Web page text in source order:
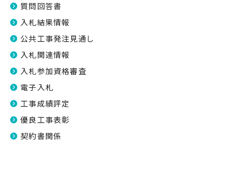
質問回答書
入札結果情報
公共工事発注見通し
入札関連情報
入札参加資格審査
電子入札
工事成績評定
優良工事表彰
契約書関係